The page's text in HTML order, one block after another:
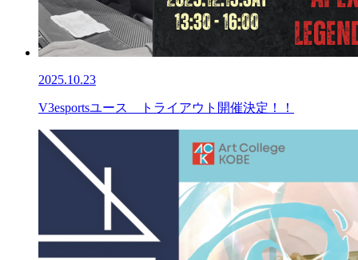
2025.10.23
V3esportsユース トライアウト開催決定！！